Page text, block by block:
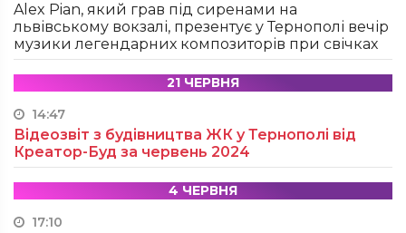
Alex Pian, який грав під сиренами на
львівському вокзалі, презентує у Тернополі вечір
музики легендарних композиторів при свічках
21 ЧЕРВНЯ
14:47
Відеозвіт з будівництва ЖК у Тернополі від
Креатор-Буд за червень 2024
4 ЧЕРВНЯ
17:10